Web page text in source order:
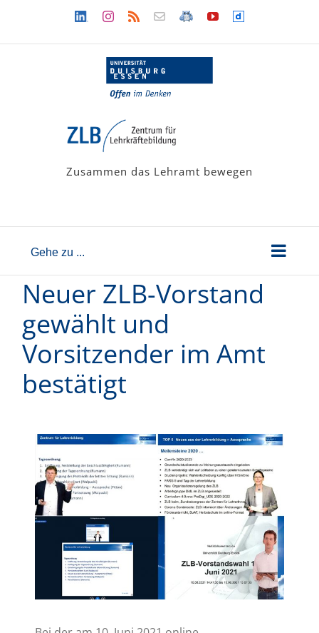
LinkedinInstagram
Rss Newsletter
LehramtsWiki
YouTubeDailymotion
Zusammen das Lehramt bewegen
Gehe zu ...
Neuer ZLB-Vorstand
gewählt und
Vorsitzender im Amt
bestätigt
Zeige
grösseres
Bild